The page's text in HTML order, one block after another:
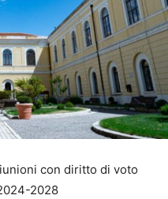
con diritto di voto
2028